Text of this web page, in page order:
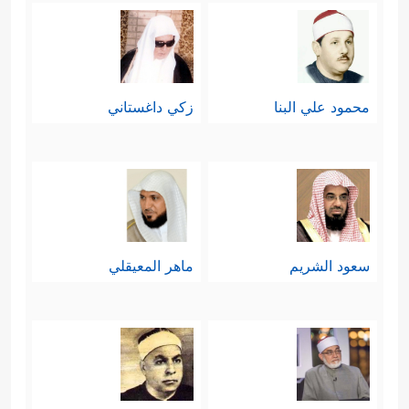
رابعًا: تنبِيهُ العقول إلى آيات الله المبثُوثة
في هذا الكون، لعلَّها تستَعلِي على
الواقع الصغير والمُتخلِّف الذي يُقدِّسُ
لها، رغم اعتِرافه بأنّ هذه الحجارة
ليست هي التي خلَقَت هذا الكَون
سَأَلۡتَهُم مَّنۡ خَلَقَ ٱلسَّمَـٰوَ ٰ⁠تِ وَٱلۡأَرۡضَ لَیَقُولُنَّ خَلَقَهُنَّ
ٱلۡعَزِیزُ ٱلۡعَلِیمُ
ٱلَّذِی جَعَلَ لَكُمُ ٱلۡأَرۡضَ مَهۡدࣰا
وَجَعَلَ لَكُمۡ فِیهَا سُبُلࣰا لَّعَلَّكُمۡ تَهۡتَدُونَ﴿١٠﴾
محمود علي البنا زكي داغستاني
سعود الشريم ماهر المعيقلي